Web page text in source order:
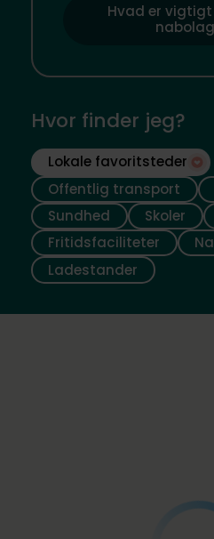
Hvad er
Hvor finder jeg?
Lokale favoritsteder
Offentlig transport
Sundhed
Skoler
Fritidsfaciliteter
Ladestander